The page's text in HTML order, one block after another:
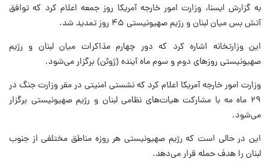
به گزارش ایسنا، وزارت امور خارجه آمریکا روز جمعه اعلام کرد که توافق
آتش بس میان لبنان و رژیم صهیونیستی ۴۵ روز تمدید شد.
این وزارتخانه اشاره کرد که دور چهارم مذاکرات میان لبنان و رژیم
صهیونیستی روزهای دوم و سوم ماه آینده (ژوئن) برگزار می‌شود.
وزارت امور خارجه آمریکا اعلام کرد که نشستی امنیتی در مقر وزارت جنگ در
۲۹ ماه مه با مشارکت هیات‌های نظامی لبنان و رژیم صهیونیستی برگزار
می‌شود.
این در حالی است که رژیم صهیونیستی هر روزه مناطق مختلفی از جنوب
لبنان را هدف حمله قرار می‌دهد.